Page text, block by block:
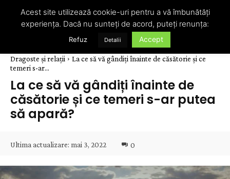
Dragoste și relații
La ce să vă gândiți înainte de căsătorie și ce
temeri s-ar...
La ce să vă gândiți înainte de
căsătorie și ce temeri s-ar putea
să apară?
Ultima actualizare: mai 3, 2022 0
Acest site utilizează cookie-uri pentru a vă îmbunătăți
experiența. Dacă nu sunteți de acord, puteți renunța:
Refuz Detalii Accept